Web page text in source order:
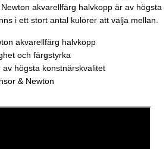
akvarellfärg halvkopp är av högsta
i ett stort antal kulörer att välja mellan.
akvarellfärg halvkopp
och färgstyrka
av högsta konstnärskvalitet
& Newton